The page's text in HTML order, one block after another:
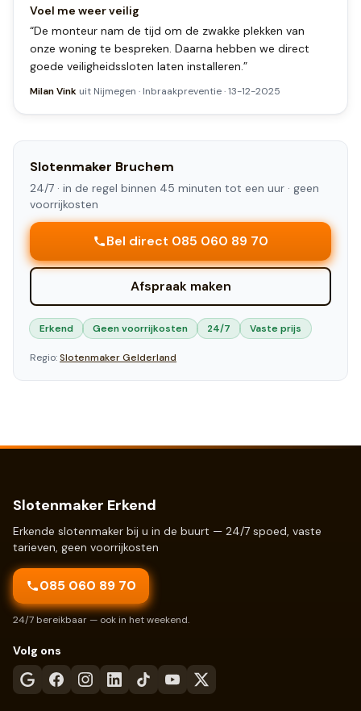
Voel me weer veilig
“De monteur nam de tijd om de zwakke plekken van
onze woning te bespreken. Daarna hebben we direct
goede veiligheidssloten laten installeren.”
Milan Vink uit Nijmegen · Inbraakpreventie·13-12-2025
Slotenmaker Bruchem
24/7 · in de regel binnen 45 minuten tot een uur · geen
voorrijkosten
Bel direct 085 060 89 70
Afspraak maken
Erkend Geen voorrijkosten 24/7 Vaste prijs
Regio:SlotenmakerGelderland
Slotenmaker Erkend
Erkende slotenmaker bij u in de buurt — 24/7 spoed, vaste
tarieven, geen voorrijkosten
085 060 89 70
24/7 bereikbaar — ook in het weekend.
Volg ons